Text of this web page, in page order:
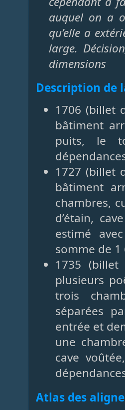
auquel on a
qu’elle a
large.
dimensions
Description de
1706 (billet
bâtiment
puits, le
1727 (billet
bâtiment
chambres,
d’étain,
estimé
somme de
1735 (billet
plusieurs
trois
séparées
entrée et
une
cave
Atlas des